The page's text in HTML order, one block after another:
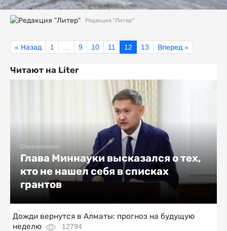
Редакция "Литер"
« Назад 1 9 10 11 12 13 Вперед »
Читают на Liter
Образование
Глава Миннауки высказался о тех,
кто не нашел себя в списках
грантов
Дожди вернутся в Алматы: прогноз на будущую
неделю
12794